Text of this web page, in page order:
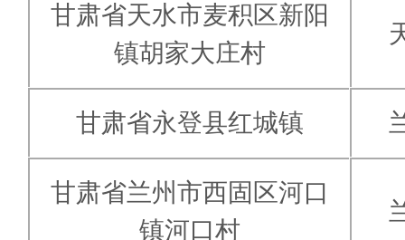
甘肃省天水市麦积区新阳
镇胡家大庄村
甘肃省永登县红城镇
甘肃省兰州市西固区河口
镇河口村